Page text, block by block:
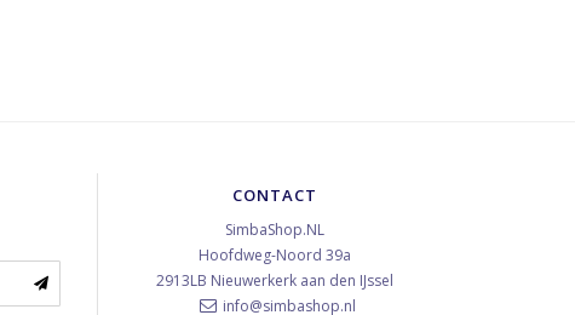
CONTACT
SimbaShop.NL
Hoofdweg-Noord 39a
2913LB Nieuwerkerk aan den IJssel
info@simbashop.nl